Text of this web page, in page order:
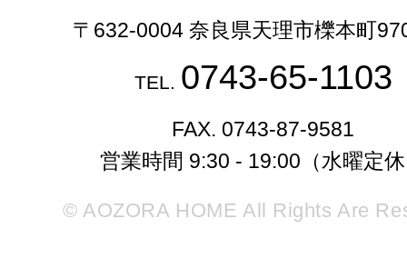
〒632-0004 奈良県天理市櫟本町
TEL. 0743-65-1103
FAX. 0743-87-9581
営業時間 9:30 - 19:00（水曜定
© AOZORA HOME All Rights Are